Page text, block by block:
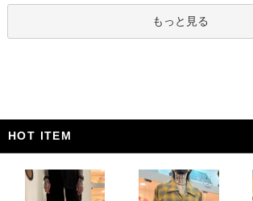
もっと見る
HOT ITEM